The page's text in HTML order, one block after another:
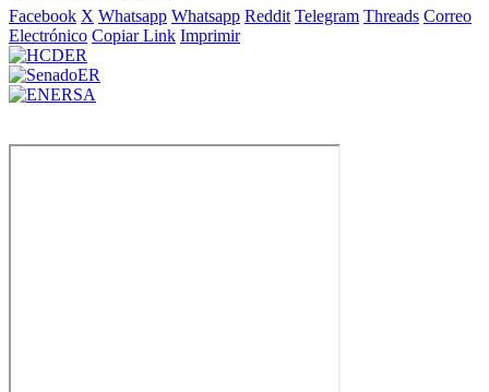
Facebook X Whatsapp Whatsapp Reddit Telegram Threads Correo
Electrónico Copiar Link Imprimir